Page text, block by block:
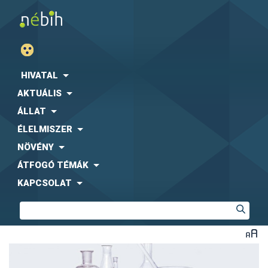
HIVATAL
AKTUÁLIS
ÁLLAT
ÉLELMISZER
NÖVÉNY
ÁTFOGÓ TÉMÁK
KAPCSOLAT